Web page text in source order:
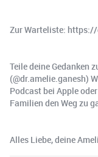
Zur Warteliste:
Teile deine Gedanken
(@dr.amelie.ganesh)
Podcast bei Apple
Familien den Weg zu
Alles Liebe, deine